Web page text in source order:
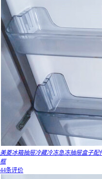
美菱冰箱抽屉冷藏冷冻急冻抽屉盒子配
框
44条评价